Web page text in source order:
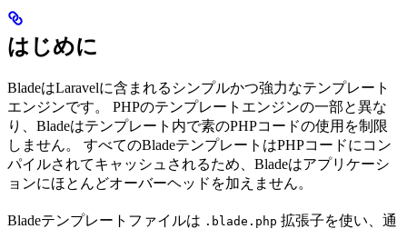
はじめに
BladeはLaravelに含まれるシンプルかつ強力なテンプレート
エンジンです。 PHPのテンプレートエンジンの一部と異な
り、Bladeはテンプレート内で素のPHPコードの使用を制限
しません。 すべてのBladeテンプレートはPHPコードにコン
パイルされてキャッシュされるため、Bladeはアプリケーシ
ョンにほとんどオーバーヘッドを加えません。
Bladeテンプレートファイルは .blade.php 拡張子を使い、通